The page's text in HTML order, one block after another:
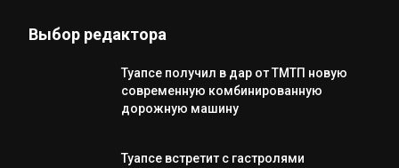
Выбор редактора
Туапсе получил в дар от ТМТП новую
современную комбинированную
дорожную машину
Туапсе встретит с гастролями